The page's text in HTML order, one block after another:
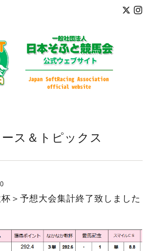
ス＆トピックス
杯＞予想大会集計終了致しました